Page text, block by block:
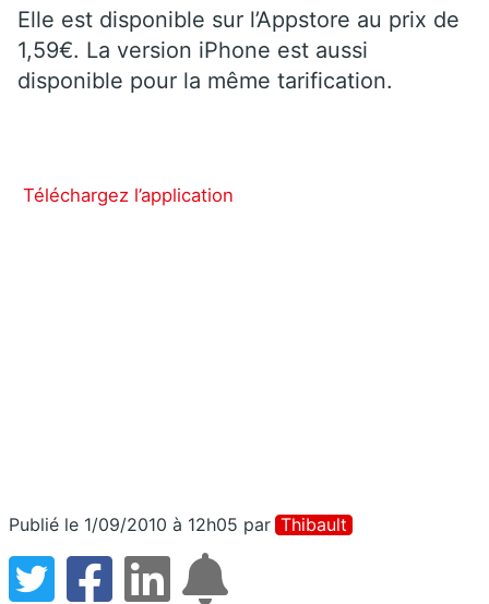
Elle est disponible sur l’Appstore au prix de
1,59€. La version iPhone est aussi
disponible pour la même tarification.
Téléchargez l’application
Publié le 1/09/2010 à 12h05 par Thibault